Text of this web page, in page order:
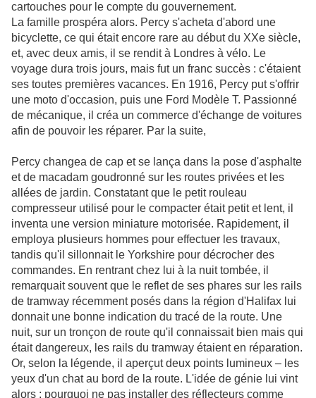
cartouches pour le compte du gouvernement.
La famille prospéra alors. Percy s'acheta d'abord une
bicyclette, ce qui était encore rare au début du XXe siècle,
et, avec deux amis, il se rendit à Londres à vélo. Le
voyage dura trois jours, mais fut un franc succès : c'étaient
ses toutes premières vacances. En 1916, Percy put s'offrir
une moto d'occasion, puis une Ford Modèle T. Passionné
de mécanique, il créa un commerce d'échange de voitures
afin de pouvoir les réparer. Par la suite,
Percy changea de cap et se lança dans la pose d'asphalte
et de macadam goudronné sur les routes privées et les
allées de jardin. Constatant que le petit rouleau
compresseur utilisé pour le compacter était petit et lent, il
inventa une version miniature motorisée. Rapidement, il
employa plusieurs hommes pour effectuer les travaux,
tandis qu'il sillonnait le Yorkshire pour décrocher des
commandes. En rentrant chez lui à la nuit tombée, il
remarquait souvent que le reflet de ses phares sur les rails
de tramway récemment posés dans la région d'Halifax lui
donnait une bonne indication du tracé de la route. Une
nuit, sur un tronçon de route qu'il connaissait bien mais qui
était dangereux, les rails du tramway étaient en réparation.
Or, selon la légende, il aperçut deux points lumineux – les
yeux d'un chat au bord de la route. L'idée de génie lui vint
alors : pourquoi ne pas installer des réflecteurs comme